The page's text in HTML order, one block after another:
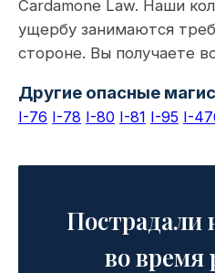
Cardamone Law. Наши
ущербу занимаются
стороне. Вы получаете
Другие опасные
I-76 I-78 I-80 I-81 I-95 I-
Пострадали
во время